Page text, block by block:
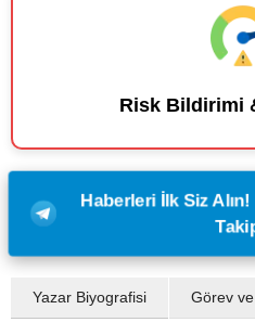
Risk Bildirimi
Haberleri İlk Siz
Yazar Biyografisi Görev